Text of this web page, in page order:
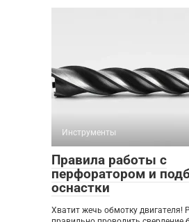
Инструменты
Правила работы с
перфоратором и
оснастки
Хватит жечь обмотку двигателя!